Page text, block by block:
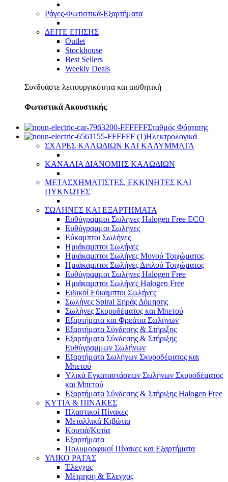
Ράγες-Φωτιστικά-Εξαρτήματα
ΔΕΙΤΕ ΕΠΙΣΗΣ
Outlet
Stockhouse
Best Sellers
Weekly Deals
Συνδυάστε λειτουργικότητα και αισθητική
Φωτιστικά Ακουστικής
Σταθμός Φόρτισης
Ηλεκτρολογικά
ΣΧΑΡΕΣ ΚΑΛΩΔΙΩΝ ΚΑΙ ΚΑΛΥΜΜΑΤΑ
ΚΑΝΑΛΙΑ ΔΙΑΝΟΜΗΣ ΚΑΛΩΔΙΩΝ
ΜΕΤΑΣΧΗΜΑΤΙΣΤΕΣ, ΕΚΚΙΝΗΤΕΣ ΚΑΙ
ΠΥΚΝΩΤΕΣ
ΣΩΛΗΝΕΣ ΚΑΙ ΕΞΑΡΤΗΜΑΤΑ
Ευθύγραμμοι Σωλήνες Halogen Free ECO
Ευθύγραμμοι Σωλήνες
Εύκαμπτοι Σωλήνες
Ημιάκαμπτοι Σωλήνες
Ημιάκαμπτοι Σωλήνες Μονού Τοιχώματος
Ημιάκαμπτοι Σωλήνες Διπλού Τοιχώματος
Ευθύγραμμοι Σωλήνες Halogen Free
Ημιάκαμπτοι Σωλήνες Halogen Free
Ειδικοί Εύκαμπτοι Σωλήνες
Σωλήνες Spiral Ξηράς Δόμησης
Σωλήνες Σκυροδέματος και Μπετού
Εξαρτήματα και Φρεάτια Σωλήνων
Εξαρτήματα Σύνδεσης & Στήριξης
Εξαρτήματα Σύνδεσης & Στήριξης
Ευθύγραμμων Σωλήνων
Εξαρτήματα Σωλήνων Σκυροδέματος και
Μπετού
Υλικά Εγκαταστάσεων Σωλήνων Σκυροδέματος
και Μπετού
Εξαρτήματα Σύνδεσης & Στήριξης Halogen Free
ΚΥΤΙΑ & ΠΙΝΑΚΕΣ
Πλαστικοί Πίνακες
Μεταλλικά Κιβώτια
Κουτιά/Κυτία
Εξαρτήματα
Πολυμορφικοί Πίνακες και Εξαρτήματα
ΥΛΙΚΟ ΡΑΓΑΣ
Έλεγχος
Μέτρηση & Έλεγχος